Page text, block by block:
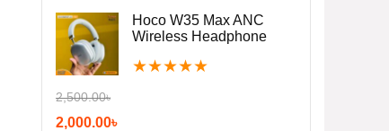
Hoco W35 Max ANC
Wireless Headphone
★★★★★
2,500.00৳
2,000.00৳